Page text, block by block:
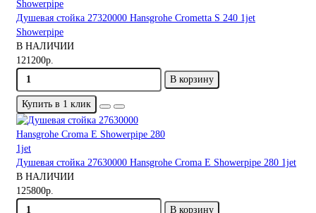
Душевая стойка 27320000 Hansgrohe Crometta S 240 1jet
Showerpipe
В НАЛИЧИИ
121200р.
В корзину
Купить в 1 клик
Душевая стойка 27630000 Hansgrohe Croma E Showerpipe 280 1jet
В НАЛИЧИИ
125800р.
В корзину